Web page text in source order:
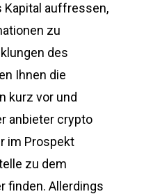
Kapital auffressen,
zu
des
Ihnen die
kurz vor und
anbieter crypto
im Prospekt
zu dem
finden. Allerdings